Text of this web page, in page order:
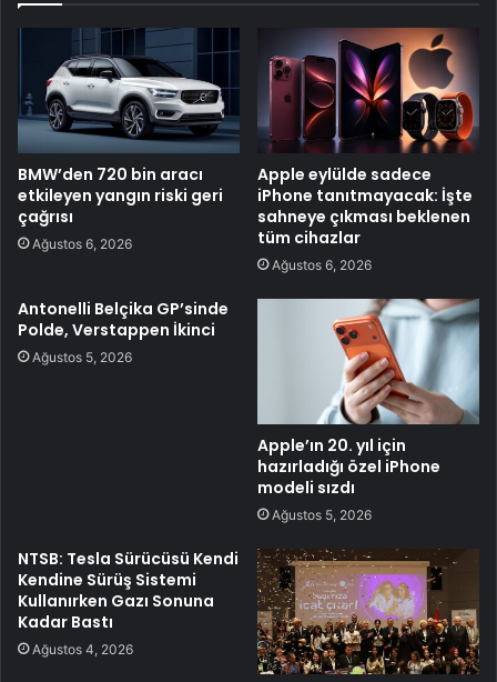
BMW’den 720 bin aracı
etkileyen yangın riski geri
çağrısı
Ağustos 6, 2026
Apple eylülde sadece
iPhone tanıtmayacak: İşte
sahneye çıkması beklenen
tüm cihazlar
Ağustos 6, 2026
Antonelli Belçika GP’sinde
Polde, Verstappen İkinci
Ağustos 5, 2026
Apple’ın 20. yıl için
hazırladığı özel iPhone
modeli sızdı
Ağustos 5, 2026
NTSB: Tesla Sürücüsü Kendi
Kendine Sürüş Sistemi
Kullanırken Gazı Sonuna
Kadar Bastı
Ağustos 4, 2026